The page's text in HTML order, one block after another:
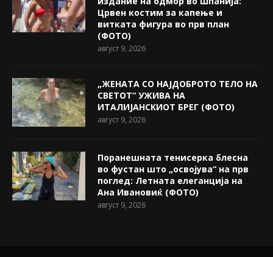
Црвен костим за капење и
витката фигура во прв план
(ФОТО)
август 9, 2026
„ЖЕНАТА СО НАЈДОБРОТО ТЕЛО НА
СВЕТОТ“ УЖИВА НА
ИТАЛИЈАНСКИОТ БРЕГ (ФОТО)
август 9, 2026
Поранешната тенисерка блесна
во фустан што „освојува“ на прв
поглед: Летната елеганција на
Ана Ивановиќ (ФОТО)
август 9, 2026